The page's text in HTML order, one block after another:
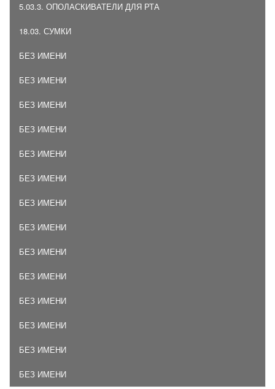
5.03.3. ОПОЛАСКИВАТЕЛИ ДЛЯ РТА
18.03. СУМКИ
БЕЗ ИМЕНИ
БЕЗ ИМЕНИ
БЕЗ ИМЕНИ
БЕЗ ИМЕНИ
БЕЗ ИМЕНИ
БЕЗ ИМЕНИ
БЕЗ ИМЕНИ
БЕЗ ИМЕНИ
БЕЗ ИМЕНИ
БЕЗ ИМЕНИ
БЕЗ ИМЕНИ
БЕЗ ИМЕНИ
БЕЗ ИМЕНИ
БЕЗ ИМЕНИ